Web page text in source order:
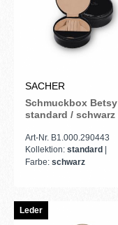
SACHER
Schmuckbox Betsy
standard / schwarz
Art-Nr. B1.000.290443
Kollektion: standard
Farbe: schwarz
Leder